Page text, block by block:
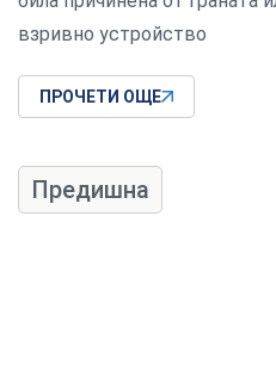
взривно устройство
ПРОЧЕТИ ОЩЕ
Предишна